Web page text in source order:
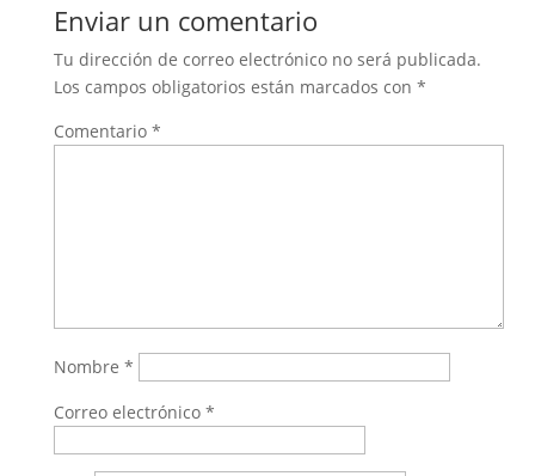
Enviar un comentario
Tu dirección de correo electrónico no será publicada.
Los campos obligatorios están marcados con *
Comentario *
Nombre *
Correo electrónico *